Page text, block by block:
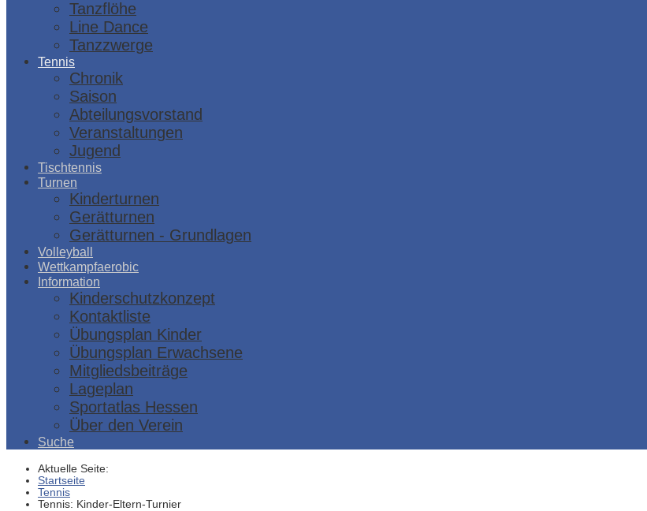
Tanzflöhe
Line Dance
Tanzzwerge
Tennis
Chronik
Saison
Abteilungsvorstand
Veranstaltungen
Jugend
Tischtennis
Turnen
Kinderturnen
Gerätturnen
Gerätturnen - Grundlagen
Volleyball
Wettkampfaerobic
Information
Kinderschutzkonzept
Kontaktliste
Übungsplan Kinder
Übungsplan Erwachsene
Mitgliedsbeiträge
Lageplan
Sportatlas Hessen
Über den Verein
Suche
Aktuelle Seite:
Startseite
Tennis
Tennis: Kinder-Eltern-Turnier